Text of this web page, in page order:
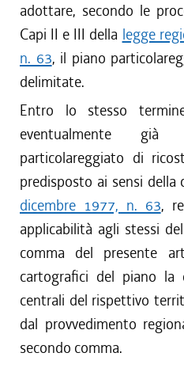
adottare, secondo le
Capi II e III della legge
n. 63, il piano
delimitate.
Entro lo stesso
eventualmente
particolareggiato di
predisposto ai sensi della
dicembre 1977, n. 63,
applicabilità agli stessi
comma del presente
cartografici del piano la
centrali del rispettivo
dal provvedimento
secondo comma.